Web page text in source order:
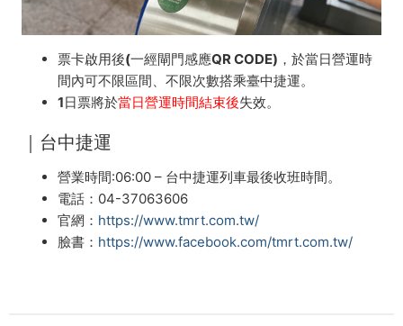
票卡啟用後(一經閘門感應QR CODE)，於當日營運時
間內可不限區間、不限次數搭乘臺中捷運。
1日票將於當日營運時間結束後失效。
｜ 台中捷運
營業時間:06:00 – 台中捷運列車最後收班時間。
電話： 04-37063606
官網： https://www.tmrt.com.tw/
臉書： https://www.facebook.com/tmrt.com.tw/